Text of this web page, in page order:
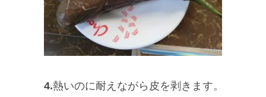
4.熱いのに耐えながら皮を剥きます。